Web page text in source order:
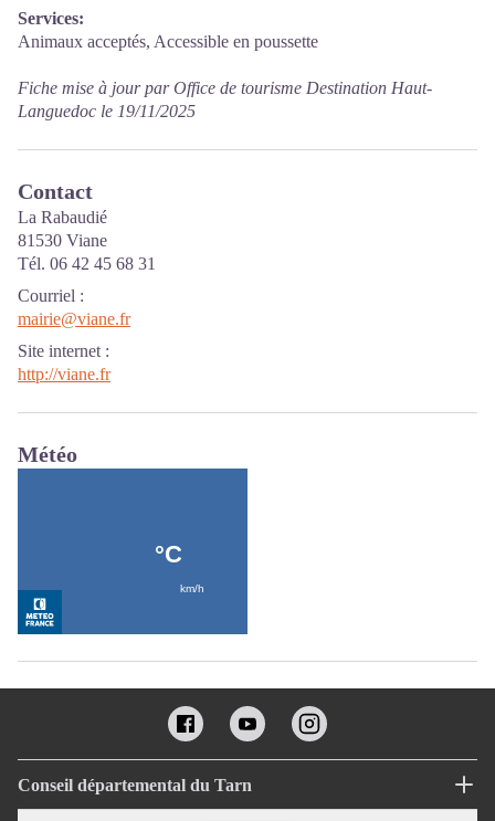
Services:
Animaux acceptés, Accessible en poussette
Fiche mise à jour par Office de tourisme Destination Haut-
Languedoc le 19/11/2025
Contact
La Rabaudié
81530 Viane
Tél. 06 42 45 68 31
Courriel :
mairie@viane.fr
Site internet :
http://viane.fr
Météo
Conseil départemental du Tarn